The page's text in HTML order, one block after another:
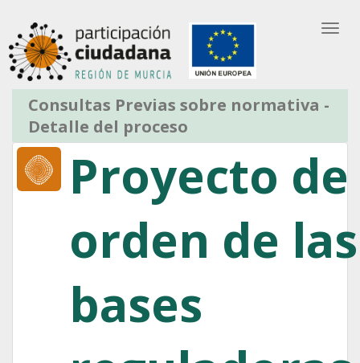
Registro de Usuario
Consultas Previas sobre normativa -
Detalle del proceso
Proyecto de
orden de las
bases